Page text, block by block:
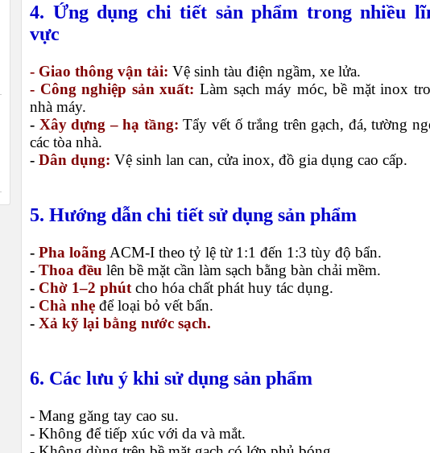
4. Ứng dụng chi tiết sản phẩm trong nhiều
vực
- Giao thông vận tải: Vệ sinh tàu điện ngầm, xe lửa.
- Công nghiệp sản xuất: Làm sạch máy móc, bề mặt inox
nhà máy.
- Xây dựng – hạ tầng: Tẩy vết ố trắng trên gạch, đá, tường
các tòa nhà.
- Dân dụng: Vệ sinh lan can, cửa inox, đồ gia dụng cao cấp.
5. Hướng dẫn chi tiết sử dụng sản phẩm
- Pha loãng ACM-I theo tỷ lệ từ 1:1 đến 1:3 tùy độ bẩn.
- Thoa đều lên bề mặt cần làm sạch bằng bàn chải mềm.
- Chờ 1–2 phút cho hóa chất phát huy tác dụng.
- Chà nhẹ để loại bỏ vết bẩn.
- Xả kỹ lại bằng nước sạch.
6. Các lưu ý khi sử dụng sản phẩm
- Mang găng tay cao su.
- Không để tiếp xúc với da và mắt.